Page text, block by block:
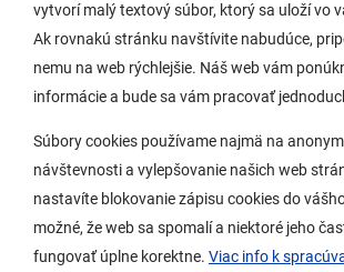
vytvorí malý textový súbor, ktorý sa uloží vo
Ak rovnakú stránku navštívite nabudúce,
nemu na web rýchlejšie. Náš web vám
informácie a bude sa vám pracovať
Súbory cookies používame najmä na
návštevnosti a vylepšovanie našich web
nastavíte blokovanie zápisu cookies do
možné, že web sa spomalí a niektoré jeho
fungovať úplne korektne. Viac info k
Potrebujem vybaviť
Samospráva
O Lamači
Mobilná aplikácia